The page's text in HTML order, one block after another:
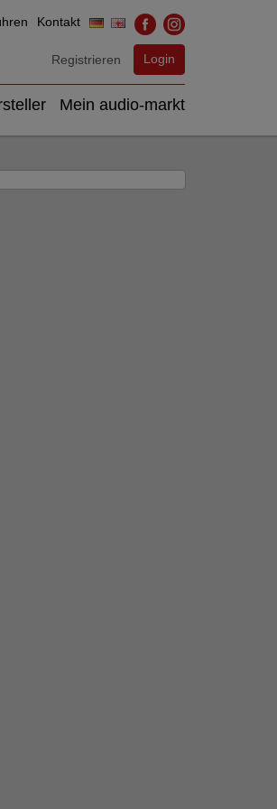
Kontakt
Registrieren Login
Mein audio-markt